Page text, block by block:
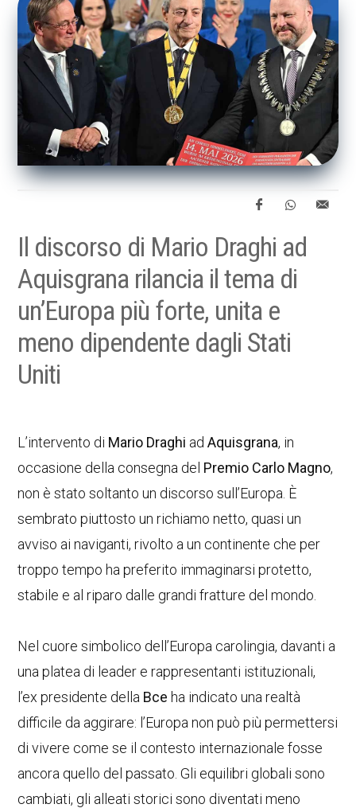
Il discorso di Mario Draghi ad
Aquisgrana rilancia il tema di
un’Europa più forte, unita e
meno dipendente dagli Stati
Uniti
L’intervento di Mario Draghi adAquisgrana, in
occasione della consegna del Premio Carlo Magno,
non è stato soltanto un discorso sull’Europa. È
sembrato piuttosto un richiamo netto, quasi un
avviso ai naviganti, rivolto a un continente che per
troppo tempo ha preferito immaginarsi protetto,
stabile e al riparo dalle grandi fratture del mondo.
Nel cuore simbolico dell’Europa carolingia, davanti a
una platea di leader e rappresentanti istituzionali,
l’ex presidente della Bce ha indicato una realtà
difficile da aggirare: l’Europa non può più permettersi
di vivere come se il contesto internazionale fosse
ancora quello del passato. Gli equilibri globali sono
cambiati, gli alleati storici sono diventati meno